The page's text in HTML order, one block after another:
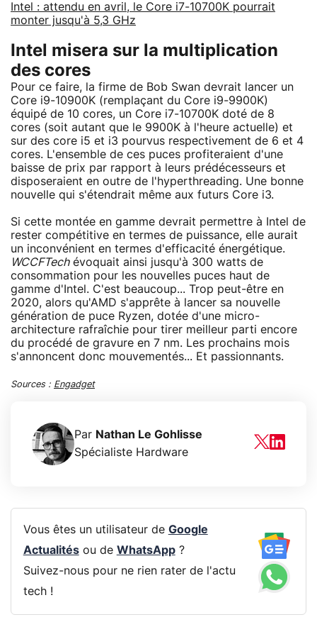
Intel : attendu en avril, le Core i7-10700K pourrait
monter jusqu'à 5,3 GHz
Intel misera sur la multiplication
des cores
Pour ce faire, la firme de Bob Swan devrait lancer un
Core i9-10900K (remplaçant du Core i9-9900K)
équipé de 10 cores, un Core i7-10700K doté de 8
cores (soit autant que le 9900K à l'heure actuelle) et
sur des core i5 et i3 pourvus respectivement de 6 et 4
cores. L'ensemble de ces puces profiteraient d'une
baisse de prix par rapport à leurs prédécesseurs et
disposeraient en outre de l'hyperthreading. Une bonne
nouvelle qui s'étendrait même aux futurs Core i3.
Si cette montée en gamme devrait permettre à Intel de
rester compétitive en termes de puissance, elle aurait
un inconvénient en termes d'efficacité énergétique.
WCCFTechévoquait ainsi jusqu'à 300 watts de
consommation pour les nouvelles puces haut de
gamme d'Intel. C'est beaucoup... Trop peut-être en
2020, alors qu'AMD s'apprête à lancer sa nouvelle
génération de puce Ryzen, dotée d'une micro-
architecture rafraîchie pour tirer meilleur parti encore
du procédé de gravure en 7 nm. Les prochains mois
s'annoncent donc mouvementés... Et passionnants.
Sources : Engadget
Par Nathan Le Gohlisse
Spécialiste Hardware
Vous êtes un utilisateur de Google
Actualitésou de WhatsApp?
Suivez-nous pour ne rien rater de l'actu
tech !